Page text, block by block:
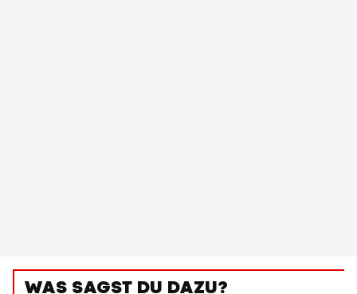
WAS SAGST DU DAZU?